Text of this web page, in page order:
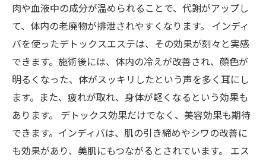
肉や血液中の成分が温められることで、代謝がアップし
て、体内の老廃物が排泄されやすくなります。 インディ
バを使ったデトックスエステは、その効果が刻々と実感
できます。施術後には、体内の冷えが改善され、顔色が
明るくなった、体がスッキリしたという声を多く耳にし
ます。また、疲れが取れ、身体が軽くなるという効果も
あります。 デトックス効果だけでなく、美容効果も期待
できます。インディバは、肌の引き締めやシワの改善に
も効果があり、美肌にもつながるとされています。 エス